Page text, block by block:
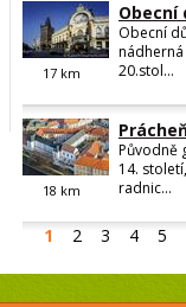
1 2 3 4 5
17km
Obecní
Obecní
nádherná
20.stol...
18 km
Původně
14.
radnic...